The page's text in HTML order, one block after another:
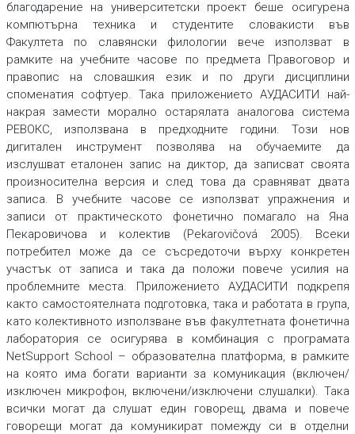
благодарение на университетски проект беше осигурена
компютърна техника и студентите словакисти във
Факултета по славянски филологии вече използват в
рамките на учебните часове по предмета Правоговор и
правопис на словашкия езики по други дисциплини
споменатия софтуер. Така приложението АУДАСИТИ най-
накрая замести морално остарялата аналогова система
РЕВОКС, използвана в предходните години. Този нов
дигитален инструмент позволява на обучаемите да
изслушват еталонен запис на диктор, да записват своята
произносителна версия и след това да сравняват двата
записа. В учебните часове се използват упражнения и
записи от практическото фонетично помагало на Яна
Пекаровичова и колектив (Pekarovičová 2005). Всеки
потребител може да се съсредоточи върху конкретен
участък от записа и така да положи повече усилия на
проблемните места. Приложението АУДАСИТИ подкрепя
както самостоятелната подготовка, така и работата в група,
като колективното използване във факултетната фонетична
лаборатория се осигурява в комбинация с програмата
NetSupport School – образователна платформа, в рамките
на която има богати варианти за комуникация (включен/
изключен микрофон, включени/изключени слушалки). Така
всички могат да слушат един говорещ, двама и повече
говорещи могат да комуникират помежду си в отделни